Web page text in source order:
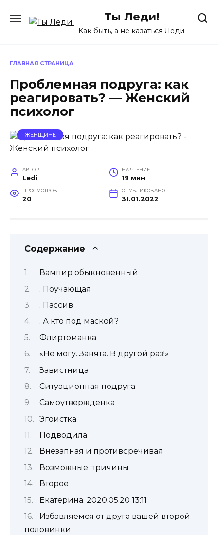
содержанию
Ты Леди!
Как быть, а не казаться Леди
ГЛАВНАЯ СТРАНИЦА
Проблемная подруга: как
реагировать? — Женский
психолог
ЖЕНЩИНЕ
АВТОР
Ledi
НА ЧТЕНИЕ
19 мин
ПРОСМОТРОВ
20
ОПУБЛИКОВАНО
31.01.2022
Содержание
Вампир обыкновенный
. Поучающая
. Пассив
. А кто под маской?
Флиртоманка
«Не могу. Занята. В другой раз!»
Завистница
Ситуационная подруга
Самоутвержденка
Эгоистка
Подводила
Внезапная и противоречивая
Возможные причины
Второе
Екатерина. 2020.05.20 13:11
Избавляемся от друга вашей второй
половинки